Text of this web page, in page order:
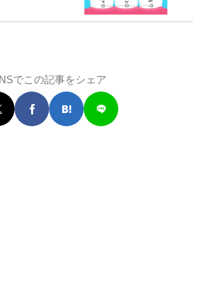
でこの記事をシェア